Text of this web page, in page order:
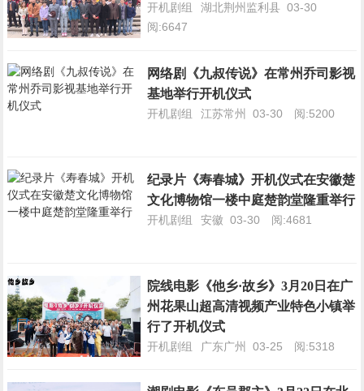
开机剧组 湖北荆州监利县03-30
阅:6647
网络剧《九叔传说》在常州乔司影视
基地举行开机仪式
开机剧组 江苏常州03-30 阅:5200
纪录片《寿春城》开机仪式在安徽楚
文化博物馆一楼中庭楚韵堂隆重举行
开机剧组 安徽03-30 阅:4681
院线电影《他乡·故乡》3月20日在广
州花果山超高清视频产业特色小镇举
行了开机仪式
开机剧组 广东广州03-25 阅:5318